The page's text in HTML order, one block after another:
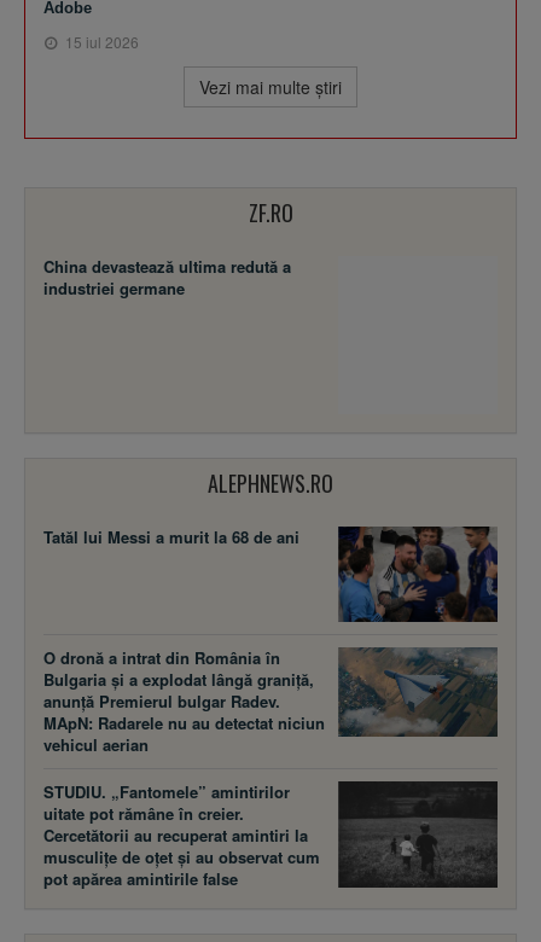
Adobe
15 iul 2026
Vezi mai multe ştiri
ZF.RO
China devastează ultima redută a
industriei germane
ALEPHNEWS.RO
Tatăl lui Messi a murit la 68 de ani
O dronă a intrat din România în
Bulgaria și a explodat lângă graniță,
anunță Premierul bulgar Radev.
MApN: Radarele nu au detectat niciun
vehicul aerian
STUDIU. „Fantomele” amintirilor
uitate pot rămâne în creier.
Cercetătorii au recuperat amintiri la
musculițe de oțet și au observat cum
pot apărea amintirile false